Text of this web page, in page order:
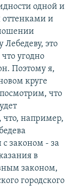
одной и
оттенками и
это
угодно
Поэтому я,
круге
что
что, например,
с законом - за
в
законом,
городского